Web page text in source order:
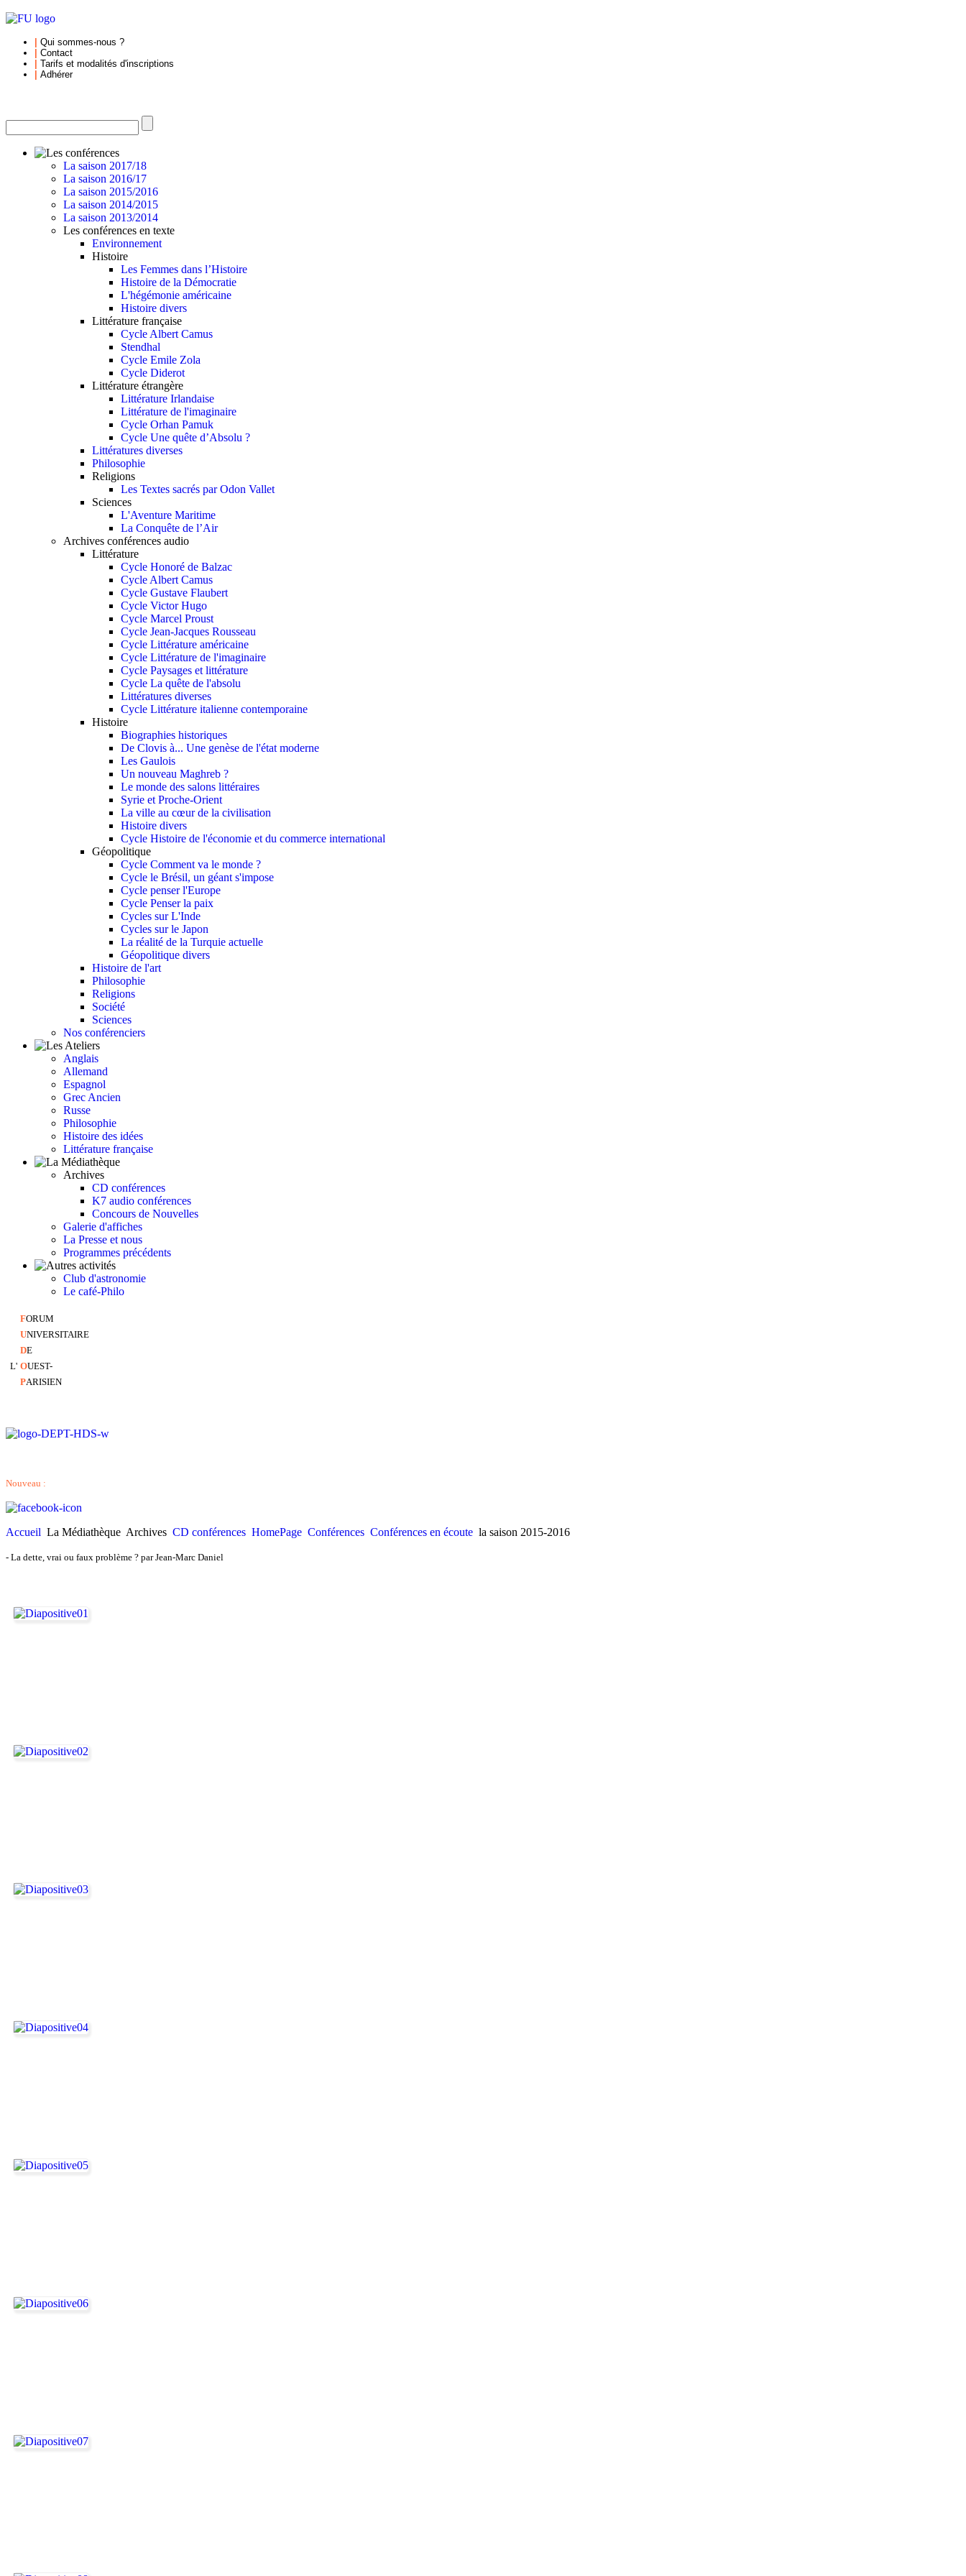
Qui sommes-nous ?
Contact
Tarifs et modalités d'inscriptions
Adhérer
La saison 2017/18
La saison 2016/17
La saison 2015/2016
La saison 2014/2015
La saison 2013/2014
Les conférences en texte
Environnement
Histoire
Les Femmes dans l’Histoire
Histoire de la Démocratie
L'hégémonie américaine
Histoire divers
Littérature française
Cycle Albert Camus
Stendhal
Cycle Emile Zola
Cycle Diderot
Littérature étrangère
Littérature Irlandaise
Littérature de l'imaginaire
Cycle Orhan Pamuk
Cycle Une quête d’Absolu ?
Littératures diverses
Philosophie
Religions
Les Textes sacrés par Odon Vallet
Sciences
L'Aventure Maritime
La Conquête de l’Air
Archives conférences audio
Littérature
Cycle Honoré de Balzac
Cycle Albert Camus
Cycle Gustave Flaubert
Cycle Victor Hugo
Cycle Marcel Proust
Cycle Jean-Jacques Rousseau
Cycle Littérature américaine
Cycle Littérature de l'imaginaire
Cycle Paysages et littérature
Cycle La quête de l'absolu
Littératures diverses
Cycle Littérature italienne contemporaine
Histoire
Biographies historiques
De Clovis à... Une genèse de l'état moderne
Les Gaulois
Un nouveau Maghreb ?
Le monde des salons littéraires
Syrie et Proche-Orient
La ville au cœur de la civilisation
Histoire divers
Cycle Histoire de l'économie et du commerce international
Géopolitique
Cycle Comment va le monde ?
Cycle le Brésil, un géant s'impose
Cycle penser l'Europe
Cycle Penser la paix
Cycles sur L'Inde
Cycles sur le Japon
La réalité de la Turquie actuelle
Géopolitique divers
Histoire de l'art
Philosophie
Religions
Société
Sciences
Nos conférenciers
Anglais
Allemand
Espagnol
Grec Ancien
Russe
Philosophie
Histoire des idées
Littérature française
Archives
CD conférences
K7 audio conférences
Concours de Nouvelles
Galerie d'affiches
La Presse et nous
Programmes précédents
Club d'astronomie
Le café-Philo
FORUM
UNIVERSITAIRE
DE
L' OUEST-
PARISIEN
Nouveau :
Accueil La Médiathèque Archives CD conférences HomePage Conférences Conférences en écoute la saison 2015-2016
- La dette, vrai ou faux problème ? par Jean-Marc Daniel